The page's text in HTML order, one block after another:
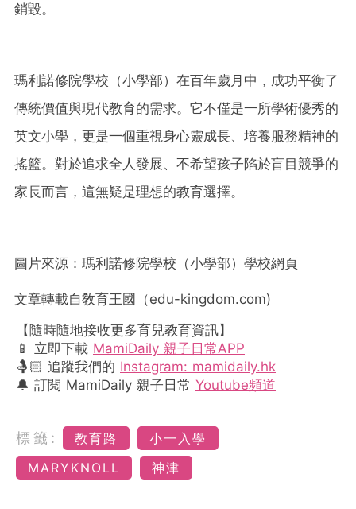
銷毀。
瑪利諾修院學校（小學部）在百年歲月中，成功平衡了
傳統價值與現代教育的需求。它不僅是一所學術優秀的
英文小學，更是一個重視身心靈成長、培養服務精神的
搖籃。對於追求全人發展、不希望孩子陷於盲目競爭的
家長而言，這無疑是理想的教育選擇。
圖片來源：瑪利諾修院學校（小學部）學校網頁
文章轉載自敎育王國（edu-kingdom.com)
【隨時隨地接收更多育兒教育資訊】
📱 立即下載 MamiDaily 親子日常APP
🤱🏻 追蹤我們的 Instagram: mamidaily.hk
🔔 訂閱 MamiDaily 親子日常 Youtube頻道
標籤: 教育路
小一入學
MARYKNOLL
神津